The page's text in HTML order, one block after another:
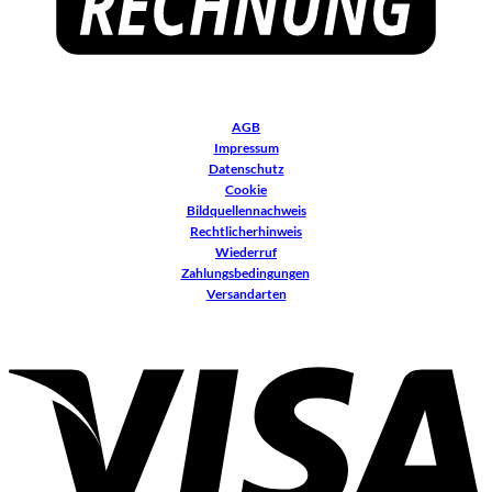
AGB
Impressum
Datenschutz
Cookie
Bildquellennachweis
Rechtlicherhinweis
Wiederruf
Zahlungsbedingungen
Versandarten